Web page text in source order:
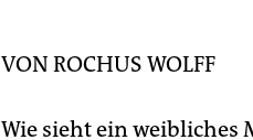
VON ROCHUS WOLFF
Wie sieht ein